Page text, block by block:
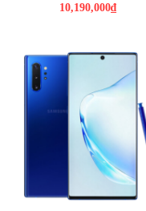
10,190,000₫
Màn hình: Dynamic AMOLED,
6.8", Quad HD+ (2K+)
HDH : Android 9.0 (Pie)
CPU : Exynos 9825 8 nhân
RAM : 12GB / ROM : 256GB
CAMERA : 12-12 , 16 MPX /
PIN : 4300MAH